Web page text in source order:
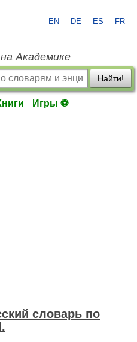
EN DE ES FR
Академике
Найти!
Игры ⚽
словарь по